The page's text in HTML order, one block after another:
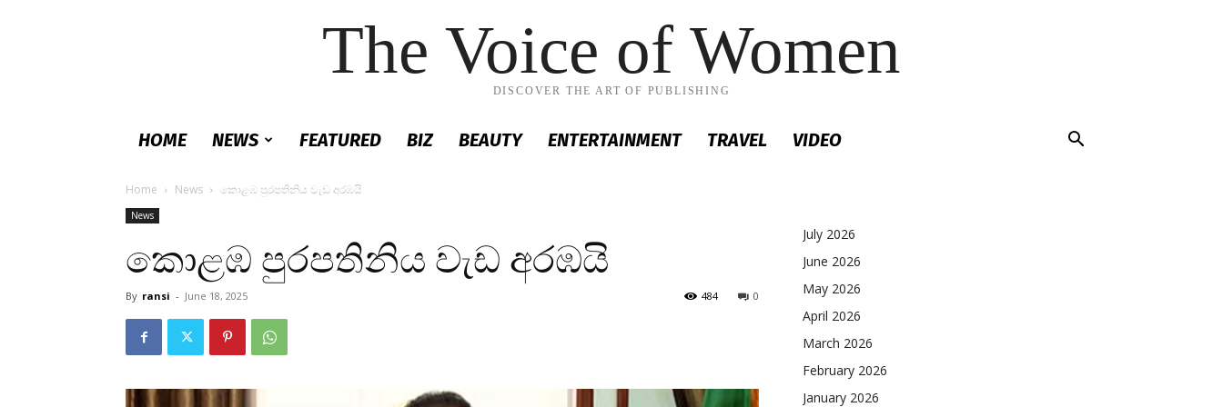
The Voice of Women
DISCOVER THE ART OF PUBLISHING
HOME NEWS FEATURED BIZ BEAUTY ENTERTAINMENT TRAVEL VIDEO
Home News කොළඹ පුරපතිනිය වැඩ අරඹයි
News
කොළඹ පුරපතිනිය වැඩ අරඹයි
By ransi - June 18, 2025 0
484
July 2026
June 2026
May 2026
April 2026
March 2026
February 2026
January 2026